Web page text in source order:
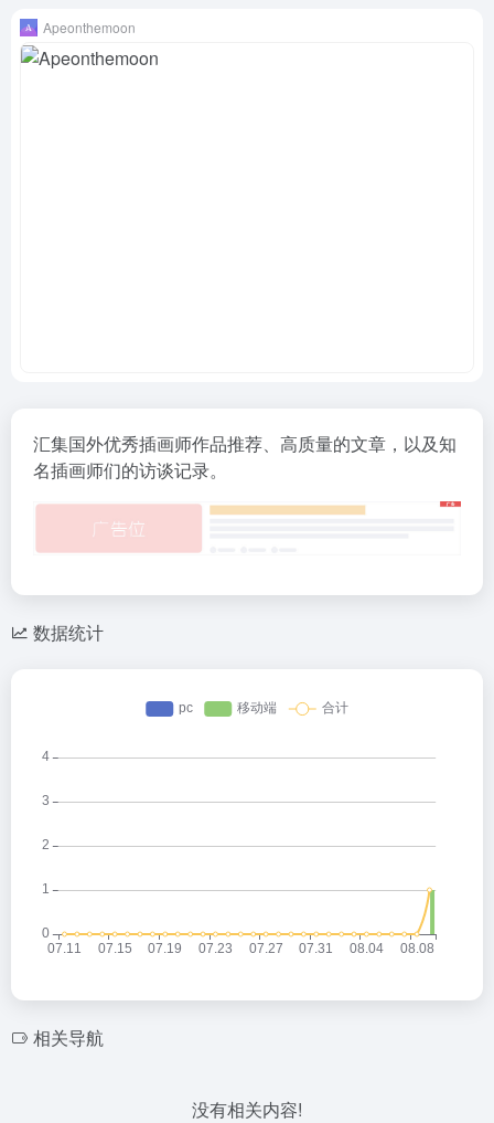
Apeonthemoon
汇集国外优秀插画师作品推荐、高质量的文章，以及知
名插画师们的访谈记录。
数据统计
相关导航
没有相关内容!